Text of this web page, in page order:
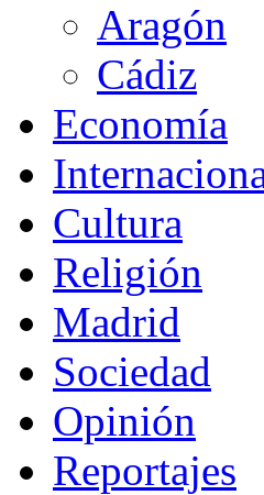
Aragón
Cádiz
Economía
Cultura
Religión
Madrid
Sociedad
Opinión
Reportajes